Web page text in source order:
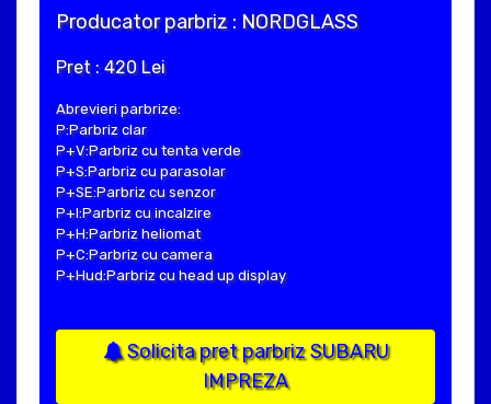
Producator parbriz : NORDGLASS
Pret : 420 Lei
Abrevieri parbrize:
P:Parbriz clar
P+V:Parbriz cu tenta verde
P+S:Parbriz cu parasolar
P+SE:Parbriz cu senzor
P+I:Parbriz cu incalzire
P+H:Parbriz heliomat
P+C:Parbriz cu camera
P+Hud:Parbriz cu head up display
Solicita pret parbriz SUBARU
IMPREZA